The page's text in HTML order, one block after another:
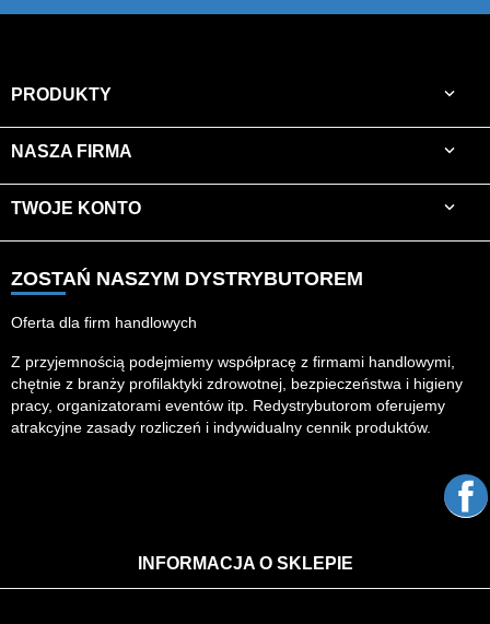
PRODUKTY 
NASZA FIRMA 
TWOJE KONTO 
ZOSTAŃ NASZYM DYSTRYBUTOREM
Oferta dla firm handlowych
Z przyjemnością podejmiemy współpracę z firmami handlowymi,
chętnie z branży profilaktyki zdrowotnej, bezpieczeństwa i higieny
pracy, organizatorami eventów itp. Redystrybutorom oferujemy
atrakcyjne zasady rozliczeń i indywidualny cennik produktów.
INFORMACJA O SKLEPIE